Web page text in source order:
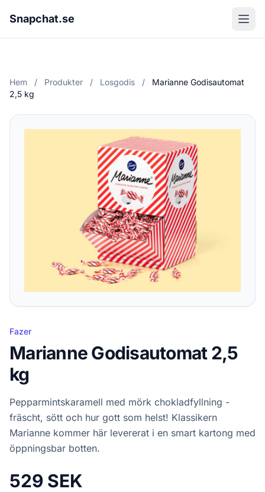
Snapchat.se
Hem / Produkter / Losgodis /
Marianne Godisautomat
2,5 kg
Fazer
Marianne Godisautomat 2,5
kg
Pepparmintskaramell med mörk chokladfyllning -
fräscht, sött och hur gott som helst! Klassikern
Marianne kommer här levererat i en smart kartong med
öppningsbar botten.
529 SEK